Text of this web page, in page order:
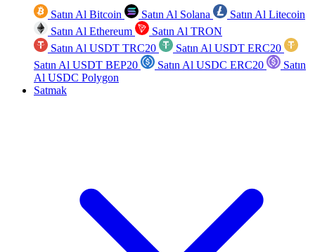
Satın Al Bitcoin Satın Al Solana
Satın Al Litecoin
Satın Al Ethereum
Satın Al TRON
Satın Al USDT TRC20
Satın Al USDT ERC20
Satın Al USDT BEP20
Satın Al USDC ERC20
Satın
Al USDC Polygon
Satmak